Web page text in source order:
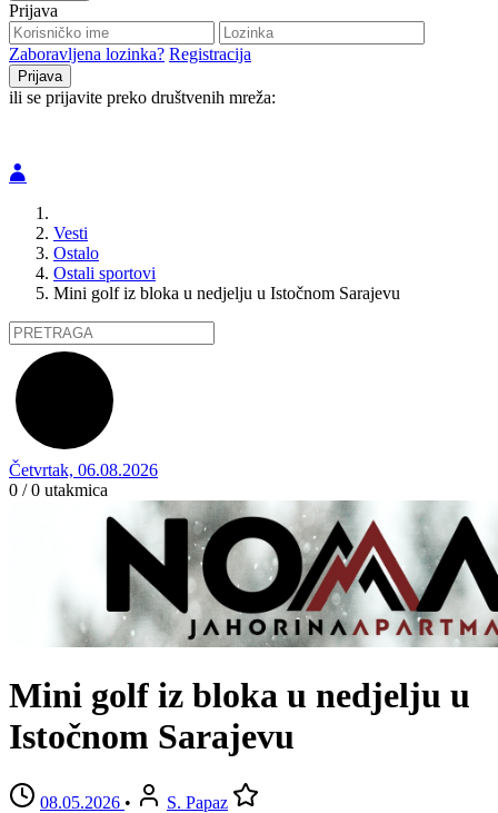
Prijava
Zaboravljena lozinka? Registracija
ili se prijavite preko društvenih mreža:
Vesti
Ostalo
Ostali sportovi
Mini golf iz bloka u nedjelju u Istočnom Sarajevu
Četvrtak, 06.08.2026
0 / 0 utakmica
Mini golf iz bloka u nedjelju u
Istočnom Sarajevu
08.05.2026 • S. Papaz